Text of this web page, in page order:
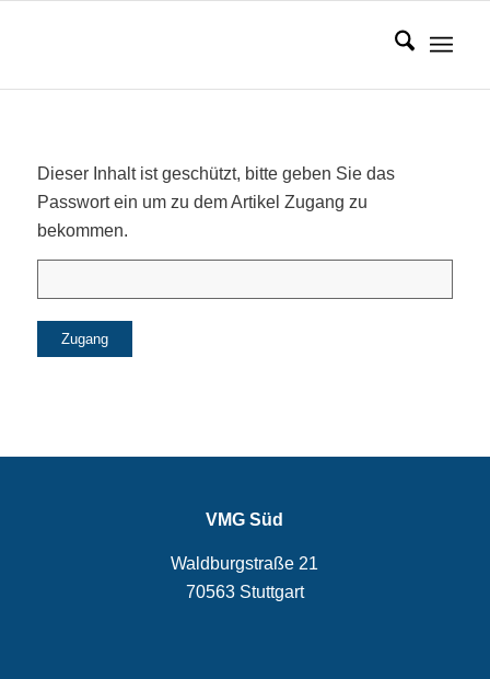
Dieser Inhalt ist geschützt, bitte geben Sie das
Passwort ein um zu dem Artikel Zugang zu
bekommen.
VMG Süd
Waldburgstraße 21
70563 Stuttgart